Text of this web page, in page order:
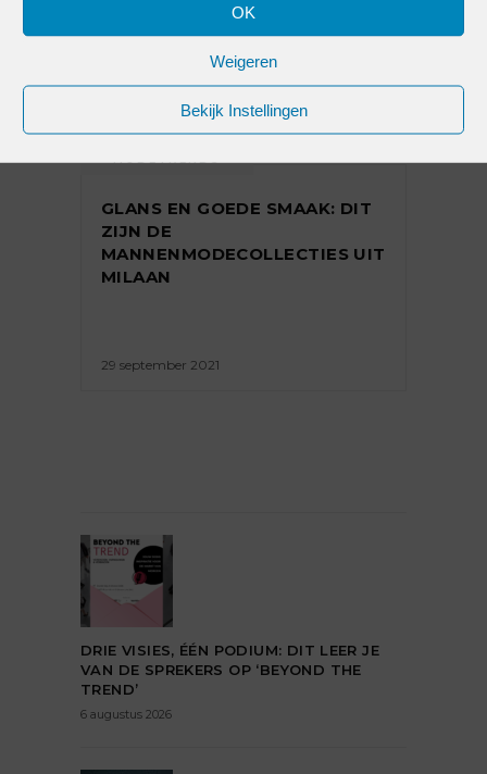
OK
Weigeren
Bekijk Instellingen
MODETRENDS
GLANS EN GOEDE SMAAK: DIT
ZIJN DE
MANNENMODECOLLECTIES UIT
MILAAN
29 september 2021
DRIE VISIES, ÉÉN PODIUM: DIT LEER JE
VAN DE SPREKERS OP ‘BEYOND THE
TREND’
6 augustus 2026